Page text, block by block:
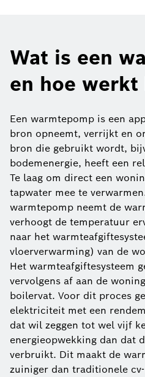
Wat is een
en hoe werkt
Een warmtepomp is een
bron opneemt, verrijkt en
bron die gebruikt wordt,
bodemenergie, heeft een
Te laag om direct een
tapwater mee te
warmtepomp neemt de
verhoogt de temperatuur
naar het
vloerverwarming) van de
Het warmteafgiftesysteem
vervolgens af aan de
boilervat. Voor dit proces
elektriciteit met een
dat wil zeggen tot wel vijf
energieopwekking dan dat
verbruikt. Dit maakt de
zuiniger dan traditionele